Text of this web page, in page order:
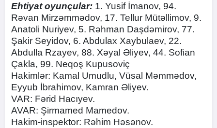
Ehtiyat oyunçular: 1. Yusif İmanov, 94.
Rəvan Mirzəmmədov, 17. Tellur Mütəllimov, 9.
Anatoli Nuriyev, 5. Rəhman Daşdəmirov, 77.
Şakir Seyidov, 6. Abdulax Xaybulaev, 22.
Abdulla Rzayev, 88. Xəyal Əliyev, 44. Sofian
Çakla, 99. Neqoş Kupusoviç
Hakimlər: Kamal Umudlu, Vüsal Məmmədov,
Eyyub İbrahimov, Kamran Əliyev.
VAR: Fərid Hacıyev.
AVAR: Şirmamed Mamedov.
Hakim-inspektor: Rəhim Həsənov.